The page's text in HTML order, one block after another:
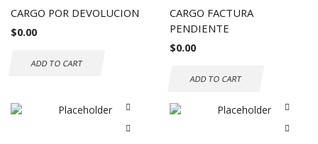
CARGO POR DEVOLUCION
$0.00
ADD TO CART
CARGO FACTURA
PENDIENTE
$0.00
ADD TO CART